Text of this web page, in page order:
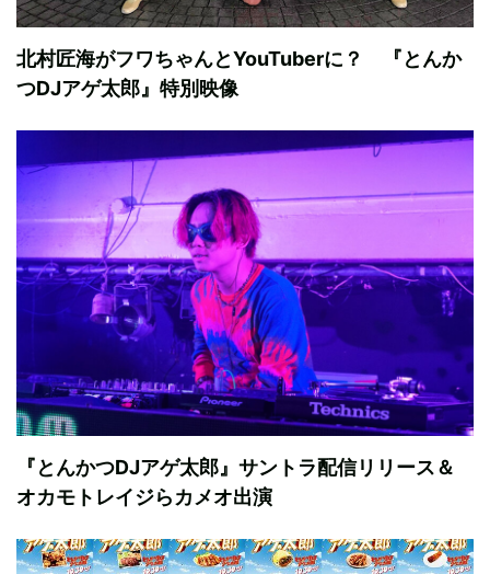
北村匠海がフワちゃんとYouTuberに？ 『とんか
つDJアゲ太郎』特別映像
『とんかつDJアゲ太郎』サントラ配信リリース＆
オカモトレイジらカメオ出演